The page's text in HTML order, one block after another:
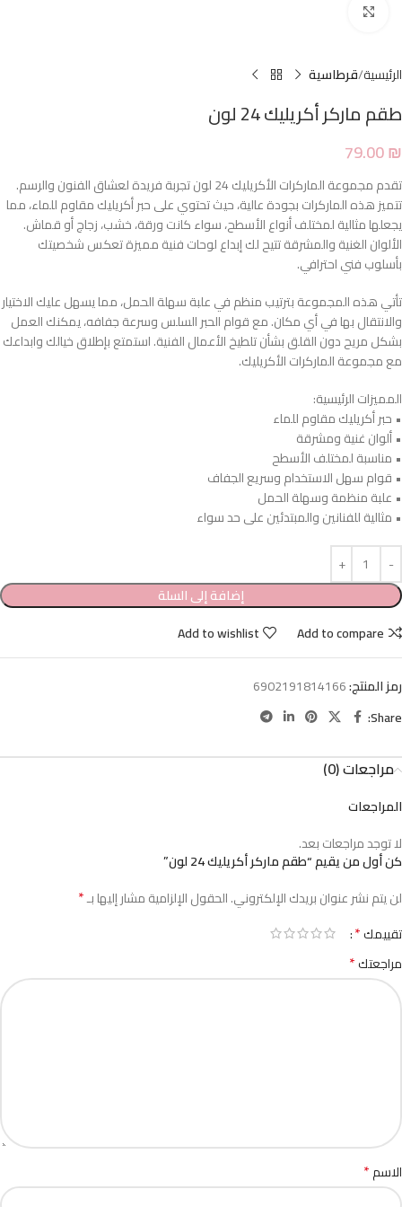
الرئيسية قرطاسية
طقم ماركر أكريليك 24 لون
79.00₪
تقدم مجموعة الماركرات الأكريليك 24 لون تجربة فريدة لعشاق الفنون والرسم.
تتميز هذه الماركرات بجودة عالية، حيث تحتوي على حبر أكريليك مقاوم للماء، مما
يجعلها مثالية لمختلف أنواع الأسطح، سواء كانت ورقة، خشب، زجاج أو قماش.
الألوان الغنية والمشرقة تتيح لك إبداع لوحات فنية مميزة تعكس شخصيتك
بأسلوب فني احترافي.
تأتي هذه المجموعة بترتيب منظم في علبة سهلة الحمل، مما يسهل عليك الاختيار
والانتقال بها في أي مكان. مع قوام الحبر السلس وسرعة جفافه، يمكنك العمل
بشكل مريح دون القلق بشأن تلطيخ الأعمال الفنية. استمتع بإطلاق خيالك وابداعك
مع مجموعة الماركرات الأكريليك.
المميزات الرئيسية:
• حبر أكريليك مقاوم للماء
• ألوان غنية ومشرقة
• مناسبة لمختلف الأسطح
• قوام سهل الاستخدام وسريع الجفاف
• علبة منظمة وسهلة الحمل
• مثالية للفنانين والمبتدئين على حد سواء
إضافة إلى السلة
Add to compare
Add to wishlist
رمز المنتج:6902191814166
Share:
مراجعات (0)
المراجعات
لا توجد مراجعات بعد.
كن أول من يقيم “طقم ماركر أكريليك 24 لون”
لن يتم نشر عنوان بريدك الإلكتروني.الحقول الإلزامية مشار إليها بـ*
تقييمك*
مراجعتك*
الاسم*